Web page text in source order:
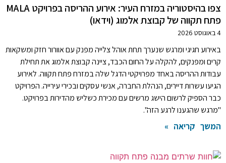
צפו בהיסטוריה במזרח העיר: אירוע ההריסה בפרויקט MALA
פתח תקווה של קבוצת אלמוג (וידאו)
4 באוגוסט 2026
באירוע חגיגי ומרגש שנערך תחת אוהל צלייה מפנק עם אוורור חזק ומשקאות
קרים ומפנקים, להקלה על החום הכבד, ציינה קבוצת אלמוג את תחילת
עבודות ההריסה באחד מפרויקטי הדגל שלה במזרח פתח תקווה. לאירוע
הגיעו עשרות דיירים, הנהלת החברה, אנשי עסקים ובכירי עירייה. הפרויקט
כבר הספיק לרשום הישג מרשים עם מכירת כשליש מהדירות בפרויקט.
"מרגש שהגענו לרגע הזה".
המשך קריאה »